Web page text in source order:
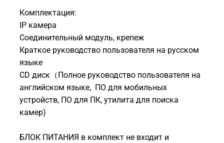
Комплектация:
IP камера
Соединительный модуль, крепеж
Краткое руководство пользователя на русском
языке
CD диск（Полное руководство пользователя на
английском языке, ПО для мобильных
устройств, ПО для ПК, утилита для поиска
камер)
БЛОК ПИТАНИЯ в комплект не входит и